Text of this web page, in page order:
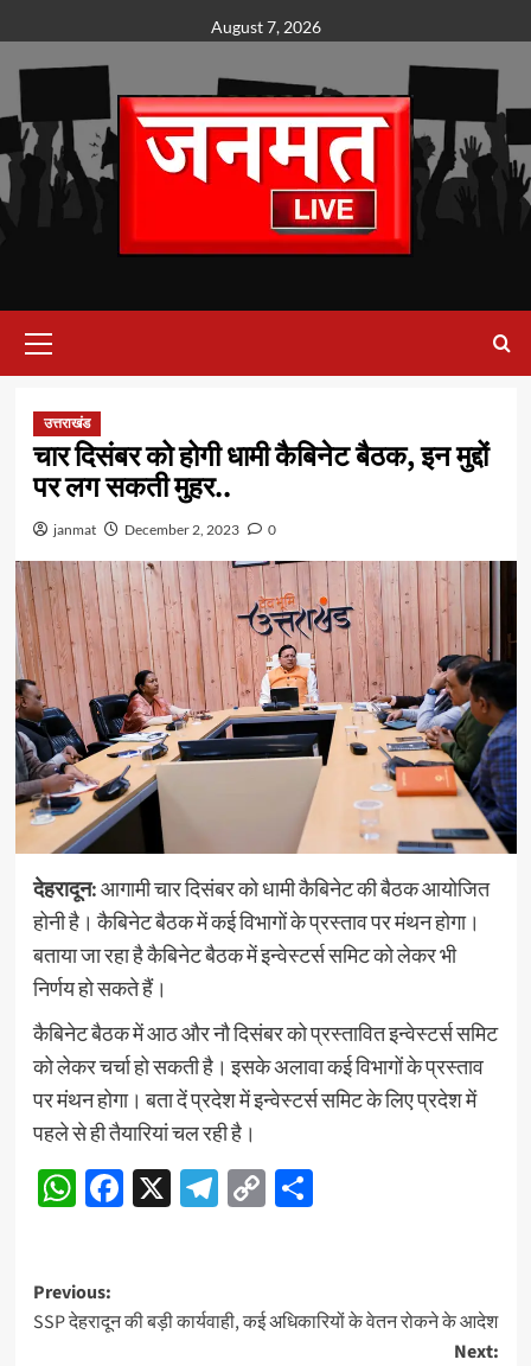
to
content
August 7, 2026
Menu
उत्तराखंड
चार दिसंबर को होगी धामी कैबिनेट बैठक, इन मुद्दों
पर लग सकती मुहर..
janmat December 2, 2023 0
देहरादून:आगामी चार दिसंबर को धामी कैबिनेट की बैठक आयोजित
होनी है। कैबिनेट बैठक में कई विभागों के प्रस्ताव पर मंथन होगा।
बताया जा रहा है कैबिनेट बैठक में इन्वेस्टर्स समिट को लेकर भी
निर्णय हो सकते हैं।
कैबिनेट बैठक में आठ और नौ दिसंबर को प्रस्तावित इन्वेस्टर्स समिट
को लेकर चर्चा हो सकती है। इसके अलावा कई विभागों के प्रस्ताव
पर मंथन होगा। बता दें प्रदेश में इन्वेस्टर्स समिट के लिए प्रदेश में
पहले से ही तैयारियां चल रही है।
WhatsApp
Facebook
X Telegram
CopyShare
Post
navigation
Previous:
SSP देहरादून की बड़ी कार्यवाही, कई अधिकारियों के वेतन रोकने के आदेश
Next: